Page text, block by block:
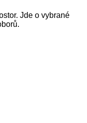
Jde o vybrané